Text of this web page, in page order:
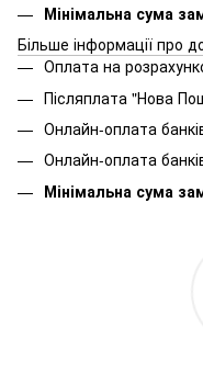
Мінімальна сума
Більше інформації про
Оплата на
Післяплата "Нова
Онлайн-оплата
Онлайн-оплата
Мінімальна сума